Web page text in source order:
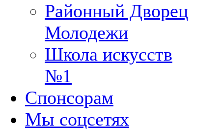
Районный Дворец
Молодежи
Школа искусств
№1
Спонсорам
Мы соцсетях